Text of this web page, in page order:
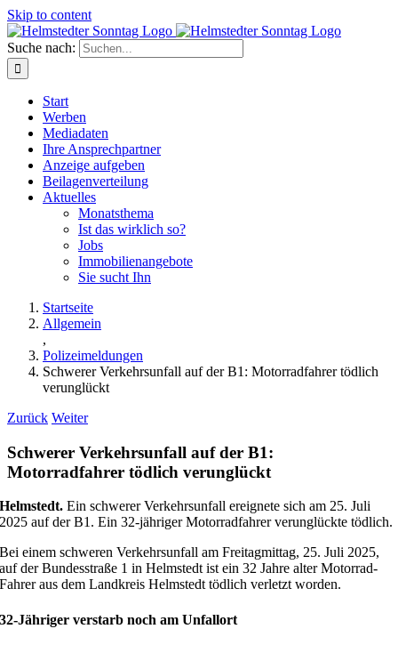
Skip to content
Suche nach:
Start
Werben
Mediadaten
Ihre Ansprechpartner
Anzeige aufgeben
Beilagenverteilung
Aktuelles
Monatsthema
Ist das wirklich so?
Jobs
Immobilienangebote
Sie sucht Ihn
Startseite
Allgemein
,
Polizeimeldungen
Schwerer Verkehrsunfall auf der B1: Motorradfahrer tödlich
verunglückt
Zurück Weiter
Schwerer Verkehrsunfall auf der B1:
Motorradfahrer tödlich verunglückt
Helmstedt. Ein schwerer Verkehrsunfall ereignete sich am 25. Juli
2025 auf der B1. Ein 32-jähriger Motorradfahrer verunglückte tödlich.
Bei einem schweren Verkehrsunfall am Freitagmittag, 25. Juli 2025,
auf der Bundesstraße 1 in Helmstedt ist ein 32 Jahre alter Motorrad-
Fahrer aus dem Landkreis Helmstedt tödlich verletzt worden.
32-Jähriger verstarb noch am Unfallort